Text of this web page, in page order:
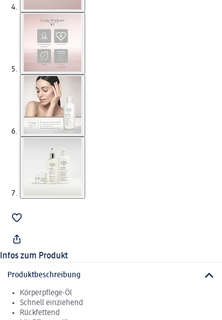
Infos zum Produkt
Produktbeschreibung
Körperpflege-Öl
Schnell einziehend
Rückfettend